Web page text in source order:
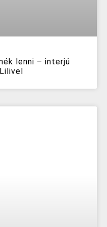
lenni – interjú